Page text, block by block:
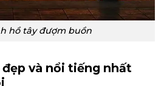
hồ tây đượm buồn
đẹp và nổi tiếng nhất